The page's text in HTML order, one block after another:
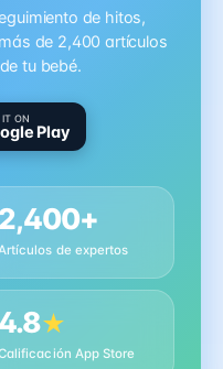
de hitos,
de 2,400 artículos
tu bebé.
ON
Play
2,400+
de expertos
4.8★
App Store